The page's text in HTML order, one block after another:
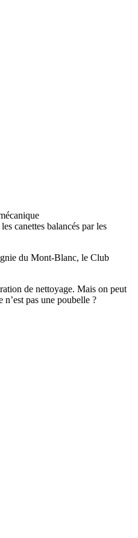
canettes balancés par les
du Mont-Blanc, le Club
de nettoyage. Mais on peut
pas une poubelle ?